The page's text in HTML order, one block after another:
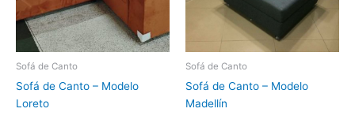
Sofá de Canto
Sofá de Canto – Modelo
Loreto
Sofá de Canto
Sofá de Canto – Modelo
Madellín